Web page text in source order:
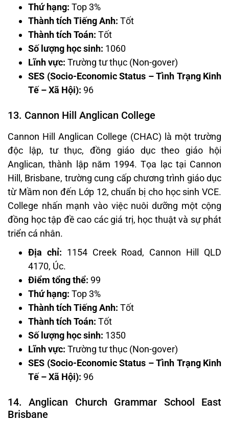
Thứ hạng: Top 3%
Thành tích Tiếng Anh: Tốt
Thành tích Toán: Tốt
Số lượng học sinh: 1060
Lĩnh vực: Trường tư thục (Non-gover)
SES (Socio-Economic Status – Tình Trạng Kinh
Tế – Xã Hội): 96
13. Cannon Hill Anglican College
Cannon Hill Anglican College (CHAC) là một trường
độc lập, tư thục, đồng giáo dục theo giáo hội
Anglican, thành lập năm 1994. Tọa lạc tại Cannon
Hill, Brisbane, trường cung cấp chương trình giáo dục
từ Mầm non đến Lớp 12, chuẩn bị cho học sinh VCE.
College nhấn mạnh vào việc nuôi dưỡng một cộng
đồng học tập đề cao các giá trị, học thuật và sự phát
triển cá nhân.
Địa chỉ: 1154 Creek Road, Cannon Hill QLD
4170, Úc.
Điểm tổng thể: 99
Thứ hạng: Top 3%
Thành tích Tiếng Anh: Tốt
Thành tích Toán: Tốt
Số lượng học sinh: 1350
Lĩnh vực: Trường tư thục (Non-gover)
SES (Socio-Economic Status – Tình Trạng Kinh
Tế – Xã Hội): 96
14. Anglican Church Grammar School East
Brisbane